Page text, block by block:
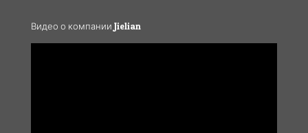
Видео о компании Jielian